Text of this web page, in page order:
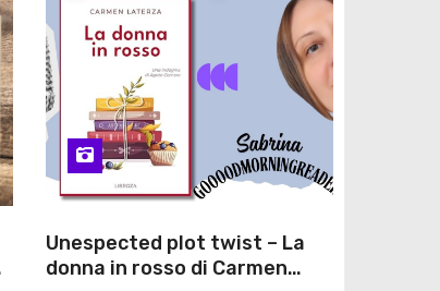
Unespected plot twist – La
donna in rosso di Carmen